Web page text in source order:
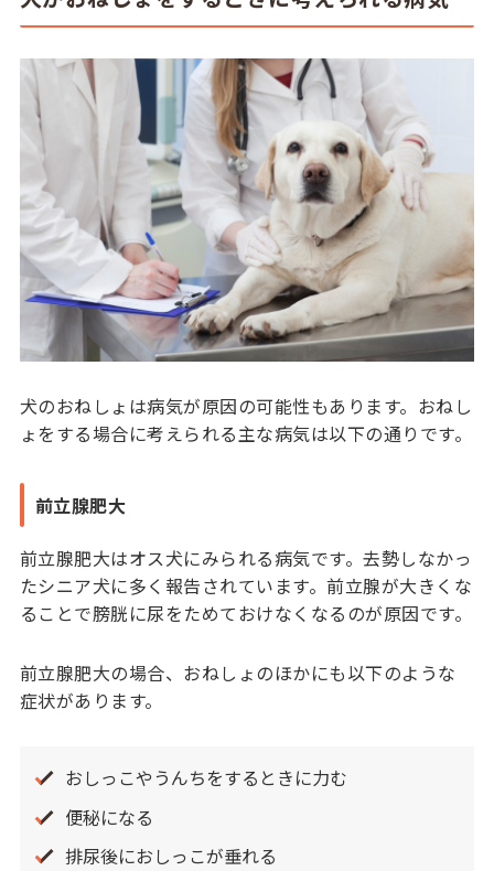
犬のおねしょは病気が原因の可能性もあります。おねし
ょをする場合に考えられる主な病気は以下の通りです。
前立腺肥大
前立腺肥大はオス犬にみられる病気です。去勢しなかっ
たシニア犬に多く報告されています。前立腺が大きくな
ることで膀胱に尿をためておけなくなるのが原因です。
前立腺肥大の場合、おねしょのほかにも以下のような
症状があります。
おしっこやうんちをするときに力む
便秘になる
排尿後におしっこが垂れる